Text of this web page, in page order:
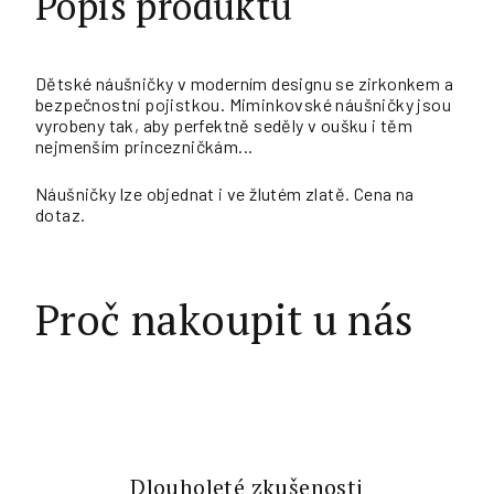
Dětské náušničky v moderním designu se zirkonkem a
bezpečnostní pojistkou. Miminkovské náušničky jsou
vyrobeny tak, aby perfektně seděly v oušku i těm
nejmenším princezničkám...
Náušničky lze objednat i ve žlutém zlatě. Cena na
dotaz.
Proč nakoupit u nás
Dlouholeté zkušenosti